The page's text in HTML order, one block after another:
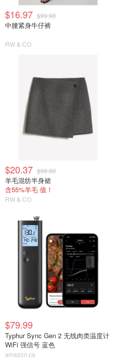
$16.97 $99.90
中腰紧身牛仔裤
RW & CO
$20.37 $99.90
羊毛混纺半身裙
含55%羊毛 值！
RW & CO
$79.99
Typhur Sync Gen 2 无线肉类温度计
WiFi 强信号 蓝色
amazon.ca